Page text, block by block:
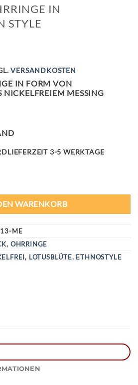
IN
STYLE
VERSANDKOSTEN
IN FORM VON
NICKELFREIEM MESSING
3-5 WERKTAGE
WARENKORB
ME
, OHRRINGE
, LOTUSBLÜTE, ETHNOSTYLE